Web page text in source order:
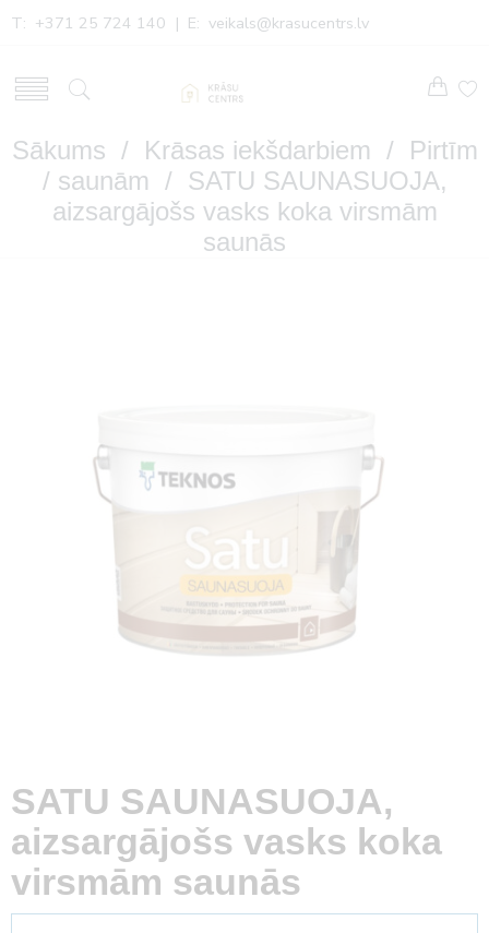
T: +371 25 724 140 | E: veikals@krasucentrs.lv
Sākums / Krāsas iekšdarbiem / Pirtīm
/ saunām / SATU SAUNASUOJA,
aizsargājošs vasks koka virsmām
saunās
SATU SAUNASUOJA,
aizsargājošs vasks koka
virsmām saunās